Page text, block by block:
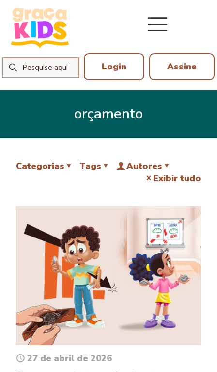
Login Assine
orçamento
Categorias Tags
Autores
Exibir tudo
27 de abril de 2026